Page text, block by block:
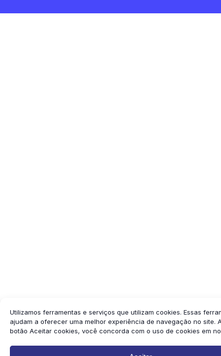
Utilizamos ferramentas e serviços que utilizam cookies. Essas
ajudam a oferecer uma melhor experiência de navegação no site.
botão Aceitar cookies, você concorda com o uso de cookies em